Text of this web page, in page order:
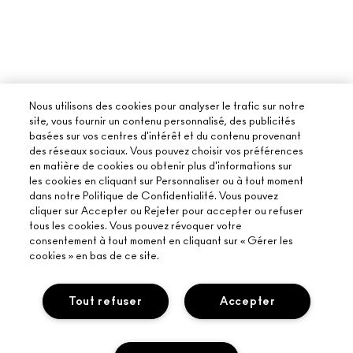
Nous utilisons des cookies pour analyser le trafic sur notre
site, vous fournir un contenu personnalisé, des publicités
basées sur vos centres d'intérêt et du contenu provenant
des réseaux sociaux. Vous pouvez choisir vos préférences
en matière de cookies ou obtenir plus d'informations sur
les cookies en cliquant sur Personnaliser ou à tout moment
dans notre Politique de Confidentialité. Vous pouvez
cliquer sur Accepter ou Rejeter pour accepter ou refuser
tous les cookies. Vous pouvez révoquer votre
consentement à tout moment en cliquant sur « Gérer les
cookies » en bas de ce site.
Accepter
Tout refuser